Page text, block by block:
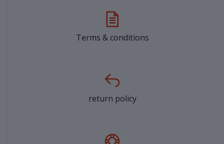
Terms & conditions
return policy